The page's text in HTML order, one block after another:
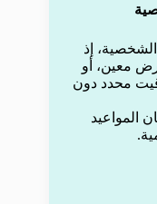
الشخصية، إذ
معين، أو
محدد دون
المواعيد